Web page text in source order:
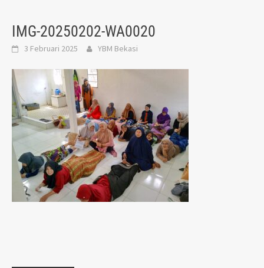
IMG-20250202-WA0020
3 Februari 2025 YBM Bekasi